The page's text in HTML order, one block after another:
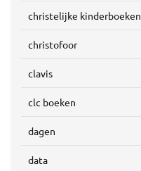
christelijke kinderboeken
christofoor
clavis
clc boeken
dagen
data